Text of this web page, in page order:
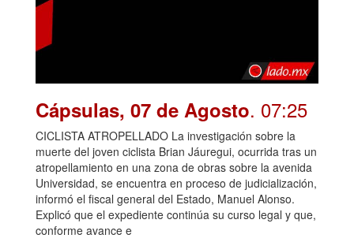
Cápsulas, 07 de Agosto. 07:25
CICLISTA ATROPELLADO La investigación sobre la
muerte del joven ciclista Brian Jáuregui, ocurrida tras un
atropellamiento en una zona de obras sobre la avenida
Universidad, se encuentra en proceso de judicialización,
informó el fiscal general del Estado, Manuel Alonso.
Explicó que el expediente continúa su curso legal y que,
conforme avance e